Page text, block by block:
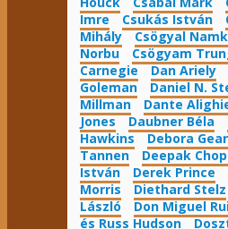
Imre
Csukás István
Mihály
Csögyal
Norbu
Csögyam
Carnegie
Dan Ariely
Goleman
Daniel N.
Millman
Dante
Jones
Daubner Béla
Hawkins
Debora
Tannen
Deepak
István
Derek Prince
Morris
Diethard Stelz
László
Don Miguel
és Russ Hudson